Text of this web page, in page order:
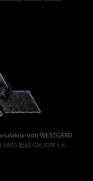
von WESTGÅRD
勤続 GRUPPE e.K.